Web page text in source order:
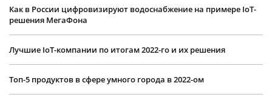
Как в России цифровизируют водоснабжение на примере IoT-
решения МегаФона
Лучшие IoT-компании по итогам 2022-го и их решения
Топ-5 продуктов в сфере умного города в 2022-ом